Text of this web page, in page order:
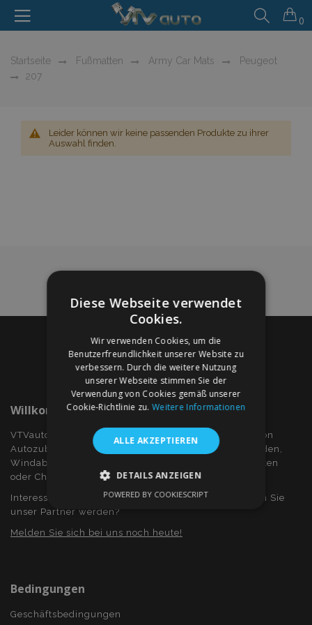
0
Startseite Fußmatten Army Car Mats
Peugeot
207
Leider können wir keine passenden Produkte zu ihrer
Auswahl finden.
Willkommen Bei VTVauto.at
VTVauto ist ein Einzelhändler und ein Großhändler von
Autozubehör wie z.B.: Radkappen, bzw. Radzierblenden,
Windabweiser für Seitenfenster, Sitzbezüge, Fuβmatten
oder Chromrahmen und Chromabdeckung...
Interessieren Sie sich für Dropshiping? Oder möchten Sie
unser Partner werden?
Melden Sie sich bei uns noch heute!
Bedingungen
Geschäftsbedingungen
Diese Webseite verwendet
Cookies.
Wir verwenden Cookies, um die
Benutzerfreundlichkeit unserer Website zu
verbessern. Durch die weitere Nutzung
unserer Webseite stimmen Sie der
Verwendung von Cookies gemäß unserer
Cookie-Richtlinie zu.Weitere Informationen
ALLE AKZEPTIEREN
DETAILS ANZEIGEN
PERFORMANCE
Unbedingt erforderlich
POWERED BY COOKIESCRIPT